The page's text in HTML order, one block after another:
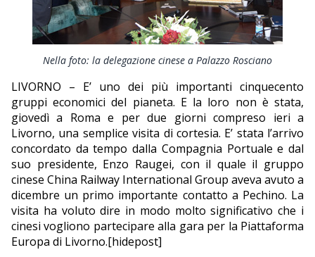
EDITORIALI
Nella foto: la delegazione cinese a Palazzo Rosciano
LIVORNO – E’ uno dei più importanti cinquecento
gruppi economici del pianeta. E la loro non è stata,
giovedì a Roma e per due giorni compreso ieri a
Livorno, una semplice visita di cortesia. E’ stata l’arrivo
concordato da tempo dalla Compagnia Portuale e dal
suo presidente, Enzo Raugei, con il quale il gruppo
cinese China Railway International Group aveva avuto a
dicembre un primo importante contatto a Pechino. La
visita ha voluto dire in modo molto significativo che i
cinesi vogliono partecipare alla gara per la Piattaforma
Europa di Livorno.[hidepost]